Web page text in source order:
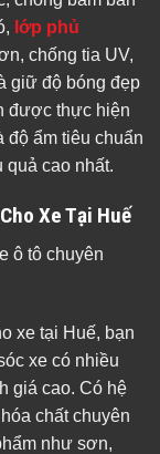
lớp phủ
chống tia UV,
giữ độ bóng đẹp
được thực hiện
độ ẩm tiêu chuẩn
quả cao nhất.
Xe Tại Huế
xe tại Huế, bạn
xe có nhiều
giá cao. Có hệ
chất chuyên
như sơn,